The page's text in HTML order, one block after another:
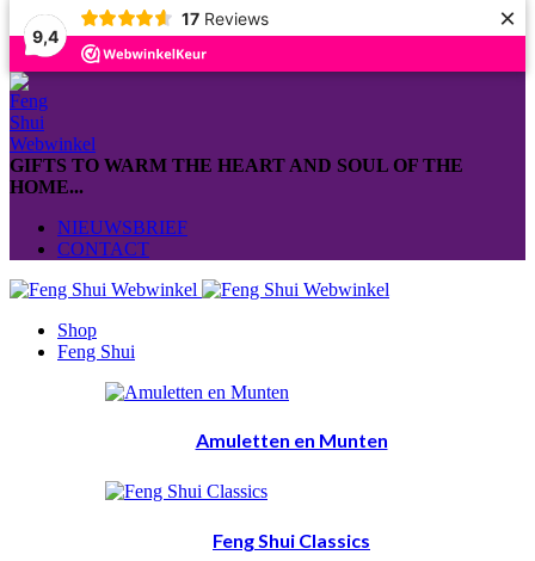
9,4
17 Reviews ×
GIFTS TO WARM THE HEART AND SOUL OF THE
HOME...
NIEUWSBRIEF
CONTACT
Shop
Feng Shui
Amuletten en Munten
Feng Shui Classics